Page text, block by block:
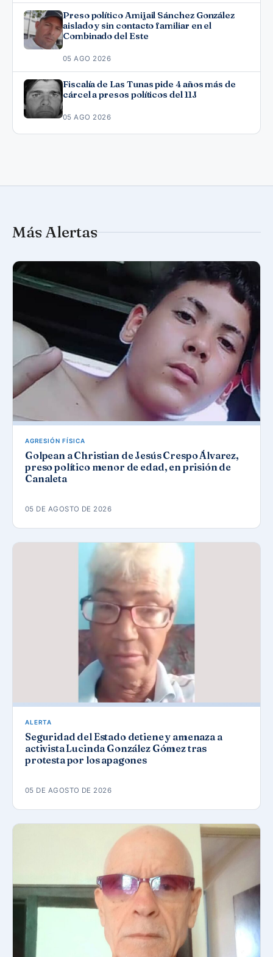
Preso político Amijail Sánchez González
aislado y sin contacto familiar en el
Combinado del Este
05 AGO 2026
Fiscalía de Las Tunas pide 4 años más de
cárcel a presos políticos del 11J
05 AGO 2026
Más Alertas
AGRESIÓN FÍSICA
Golpean a Christian de Jesús Crespo Álvarez,
preso político menor de edad, en prisión de
Canaleta
05 DE AGOSTO DE 2026
ALERTA
Seguridad del Estado detiene y amenaza a
activista Lucinda González Gómez tras
protesta por los apagones
05 DE AGOSTO DE 2026